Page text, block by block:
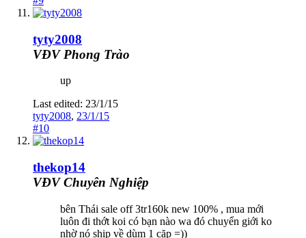
tyty2008
VĐV Phong Trào
up
Last edited: 23/1/15
tyty2008, 23/1/15
#10
thekop14
VĐV Chuyên Nghiệp
bên Thái sale off 3tr160k new 100% , mua mới
luôn đi thớt koi có bạn nào wa đó chuyển giới ko
nhờ nó ship về dùm 1 cặp =))